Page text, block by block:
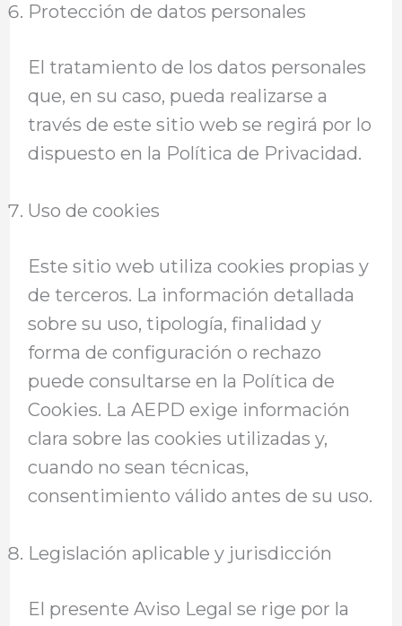
Protección de datos personales
El tratamiento de los datos personales
que, en su caso, pueda realizarse a
través de este sitio web se regirá por lo
dispuesto en la Política de Privacidad.
Uso de cookies
Este sitio web utiliza cookies propias y
de terceros. La información detallada
sobre su uso, tipología, finalidad y
forma de configuración o rechazo
puede consultarse en la Política de
Cookies. La AEPD exige información
clara sobre las cookies utilizadas y,
cuando no sean técnicas,
consentimiento válido antes de su uso.
Legislación aplicable y jurisdicción
El presente Aviso Legal se rige por la